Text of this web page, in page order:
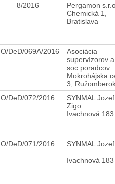
8/2016
Pergamon
Chemická 1,
Bratislava
O/DeD/069A/2016
Asociácia
supervízorov a
soc.poradcov
Mokrohájska
3,
O/DeD/072/2016
SYNMAL Jozef
Zigo
Ivachnová 183
O/DeD/071/2016
SYNMAL
Ivachnová 183